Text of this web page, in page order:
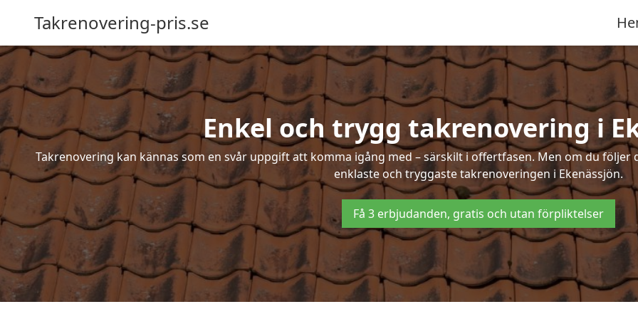
Takrenovering-pris.se
Enkel och trygg takrenovering i
Takrenovering kan kännas som en svår uppgift att komma igång med – särskilt i offertfasen. Men om du
enklaste och tryggaste takrenoveringen i Ekenässjön.
Få 3 erbjudanden, gratis och utan förpliktelser